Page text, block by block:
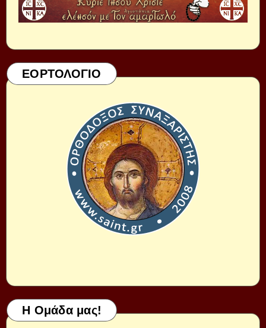
ΕΟΡΤΟΛΟΓΙΟ
Η Ομάδα μας!